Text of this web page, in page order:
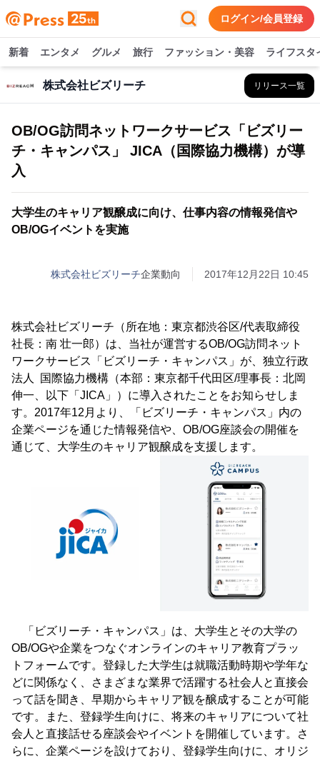
ログイン/会員登録
新着 エンタメ グルメ 旅行 ファッション・美容 ライフスタ
株式会社ビズリーチ リリース一覧
OB/OG訪問ネットワークサービス「ビズリー
チ・キャンパス」 JICA（国際協力機構）が導
入
大学生のキャリア観醸成に向け、仕事内容の情報発信や
OB/OGイベントを実施
株式会社ビズリーチ企業動向 2017年12月22日 10:45
株式会社ビズリーチ（所在地：東京都渋谷区/代表取締役
社長：南 壮一郎）は、当社が運営するOB/OG訪問ネット
ワークサービス「ビズリーチ・キャンパス」が、独立行政
法人 国際協力機構（本部：東京都千代田区/理事長：北岡
伸一、以下「JICA」）に導入されたことをお知らせしま
す。2017年12月より、「ビズリーチ・キャンパス」内の
企業ページを通じた情報発信や、OB/OG座談会の開催を
通じて、大学生のキャリア観醸成を支援します。
「ビズリーチ・キャンパス」は、大学生とその大学の
OB/OGや企業をつなぐオンラインのキャリア教育プラッ
トフォームです。登録した大学生は就職活動時期や学年な
どに関係なく、さまざまな業界で活躍する社会人と直接会
って話を聞き、早期からキャリア観を醸成することが可能
です。また、登録学生向けに、将来のキャリアについて社
会人と直接話せる座談会やイベントを開催しています。さ
らに、企業ページを設けており、登録学生向けに、オリジ